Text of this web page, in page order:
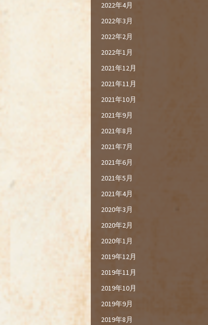
2022年4月
2022年3月
2022年2月
2022年1月
2021年12月
2021年11月
2021年10月
2021年9月
2021年8月
2021年7月
2021年6月
2021年5月
2021年4月
2020年3月
2020年2月
2020年1月
2019年12月
2019年11月
2019年10月
2019年9月
2019年8月